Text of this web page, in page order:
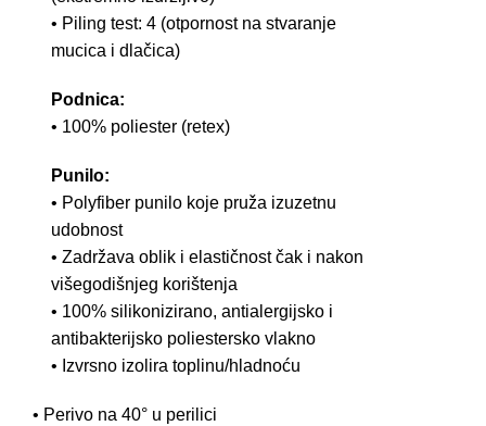
• Piling test: 4 (otpornost na stvaranje
mucica i dlačica)
Podnica:
• 100% poliester (retex)
Punilo:
• Polyfiber punilo koje pruža izuzetnu
udobnost
• Zadržava oblik i elastičnost čak i nakon
višegodišnjeg korištenja
• 100% silikonizirano, antialergijsko i
antibakterijsko poliestersko vlakno
• Izvrsno izolira toplinu/hladnoću
• Perivo na 40° u perilici